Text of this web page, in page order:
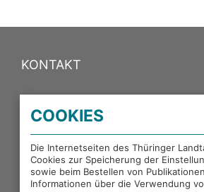
KONTAKT
PORTALE DES THÜRINGER
EXTERNE LINKS
COOKIES
Die Internetseiten des Thüringer
Cookies zur Speicherung der
sowie beim Bestellen von
Informationen über die Verwendung